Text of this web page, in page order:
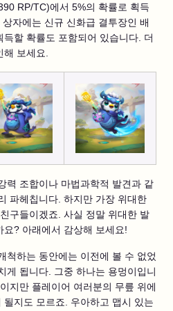
RP/TC)에서 5%의 확률로 획득
자에는 신규 신화급 결투장인 배
할 확률도 포함되어 있습니다. 더
보세요.
력 조합이나 마법과학적 발견과 같
파헤칩니다. 하지만 가장 위대한
구들이겠죠. 사실 정말 위대한 발
? 아래에서 감상해 보세요!
척하는 동안에는 이전에 볼 수 없었
게 됩니다. 그중 하나는 용멍이입니
지만 플레이어 여러분의 무릎 위에
지도 모르죠. 우아하고 맵시 있는